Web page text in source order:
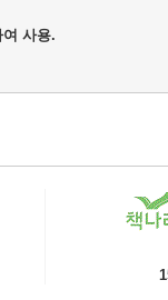
사용.